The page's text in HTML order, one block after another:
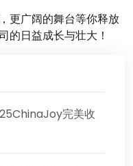
更广阔的舞台等你释放
的日益成长与壮大！
完美收